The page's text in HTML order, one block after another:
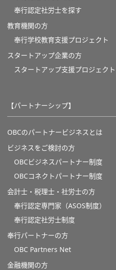
奉行認定社労士を探す
教育機関の方
奉⾏学校教育⽀援プロジェクト
スタートアップ企業の方
スタートアップ支援プロジェクト
【パートナーシップ】
OBCのパートナービジネスとは
ビジネスをご検討の方
OBCビジネスパートナー制度
OBCコネクトパートナー制度
会計士・税理士・社労士の方
奉行認定専門家（ASOS制度）
奉行認定社労士制度
奉行パートナーの方
OBC Partners Net
金融機関の方